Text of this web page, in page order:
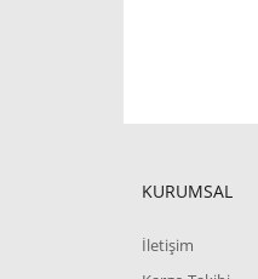
KURUMSAL
İletişim